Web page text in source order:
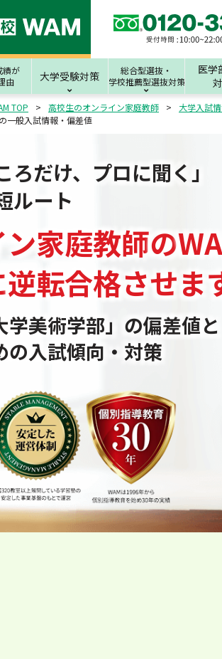
績が
由
大学受験対策
総合型選抜・
学校推薦型選抜対策
医学
TOP 高校生のオンライン家庭教師 大学入試
一般入試情報・偏差値
ろだけ、プロに聞く」
ルート
家庭教師の
逆転合格させま
学美術学部」の偏差値と
の⼊試傾向・対策